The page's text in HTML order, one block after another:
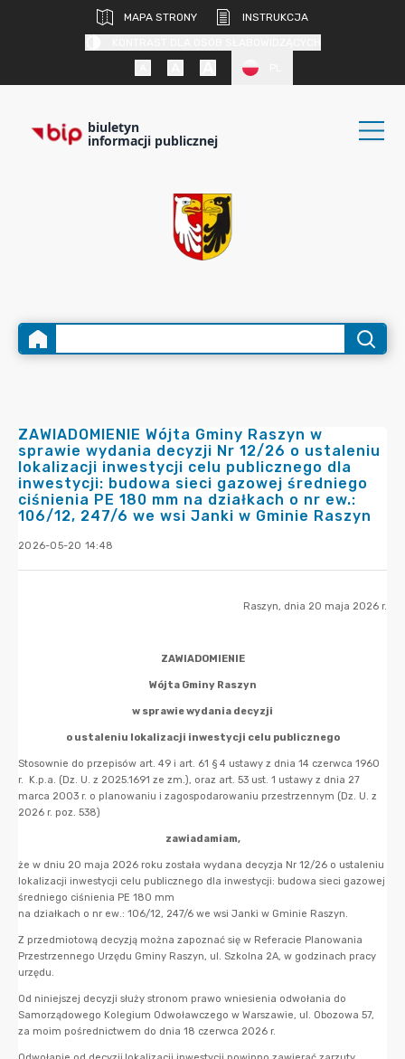
MAPA STRONY
INSTRUKCJA
biuletyn
informacji publicznej
ZAWIADOMIENIE Wójta Gminy Raszyn w
sprawie wydania decyzji Nr 12/26 o ustaleniu
lokalizacji inwestycji celu publicznego dla
inwestycji: budowa sieci gazowej średniego
ciśnienia PE 180 mm na działkach o nr ew.:
106/12, 247/6 we wsi Janki w Gminie Raszyn
2026-05-20 14:48